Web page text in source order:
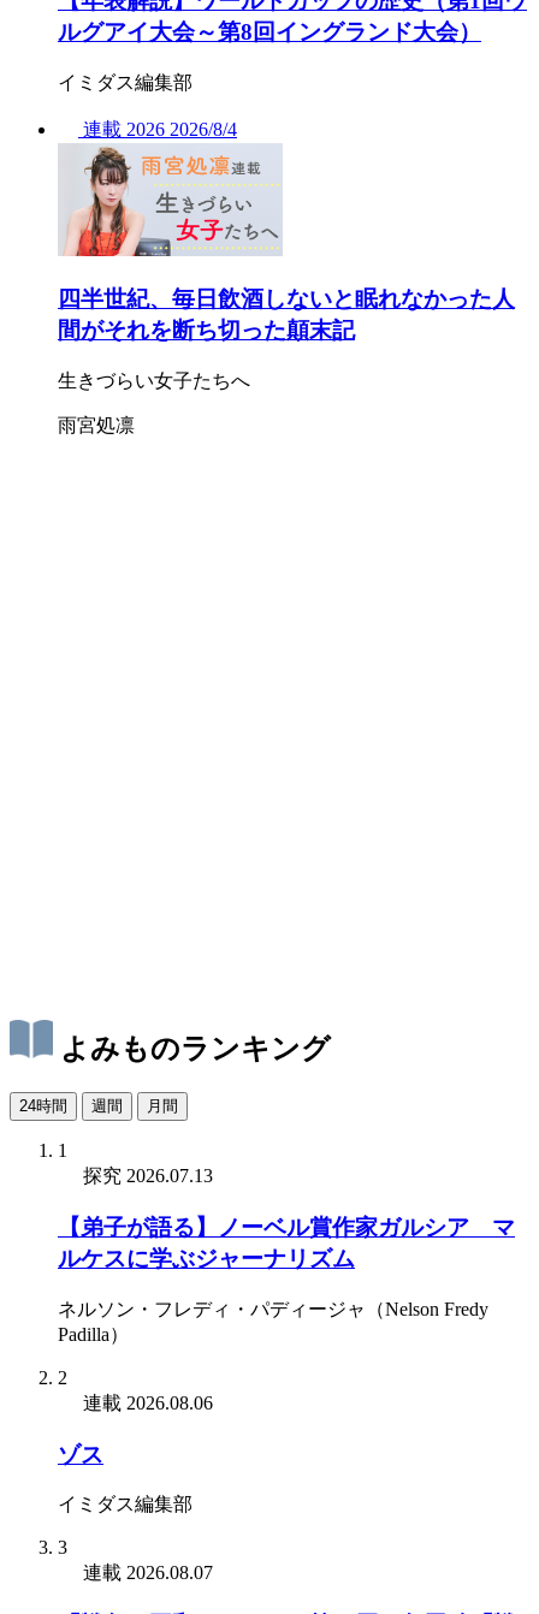
ルグアイ大会～第8回イングランド大会）
イミダス編集部
連載 2026 2026/8/4
四半世紀、毎日飲酒しないと眠れなかった人
間がそれを断ち切った顛末記
生きづらい女子たちへ
雨宮処凛
よみものランキング
24時間 週間 月間
1
探究 2026.07.13
【弟子が語る】ノーベル賞作家ガルシア゠マ
ルケスに学ぶジャーナリズム
ネルソン・フレディ・パディージャ（Nelson Fredy
Padilla）
2
連載 2026.08.06
ゾス
イミダス編集部
3
連載 2026.08.07